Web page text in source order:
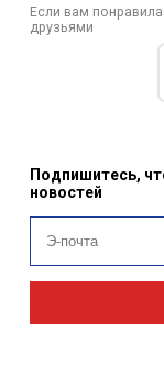
Если вам
друзьями
Подпишитесь,
новостей